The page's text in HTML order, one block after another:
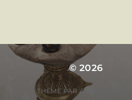
© 2026
THÈME PAR ANDERS NORÉN